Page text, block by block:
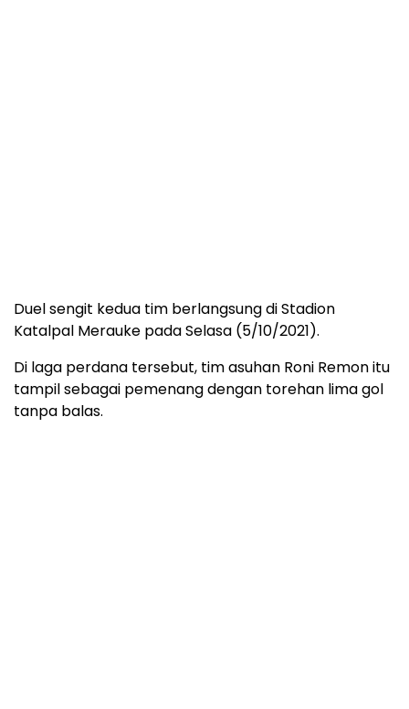
Duel sengit kedua tim berlangsung di Stadion
Katalpal Merauke pada Selasa (5/10/2021).
Di laga perdana tersebut, tim asuhan Roni Remon itu
tampil sebagai pemenang dengan torehan lima gol
tanpa balas.